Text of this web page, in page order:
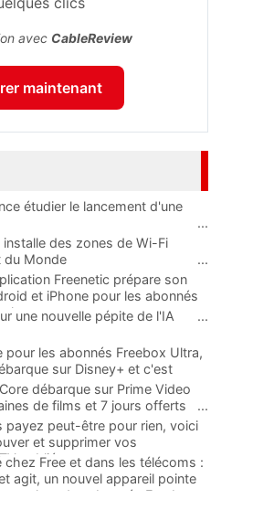
avec CableReview
maintenant
étudier le lancement d'une
...
installe des zones de Wi-Fi
du Monde
...
Freenetic prépare son
et iPhone pour les abonnés
laune nouvelle pépite de l'IA ...
pour les abonnés Freebox Ultra,
sur Disney+ et c'est
débarque sur Prime Video
de films et 7 jours offerts
...
payez peut-être pour rien, voici
et supprimer vos
oubliés
...
chez Free et dans les télécoms :
agit, un nouvel appareil pointe
chez des abonnés Freebox...